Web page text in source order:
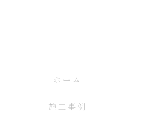
ホーム
施工事例